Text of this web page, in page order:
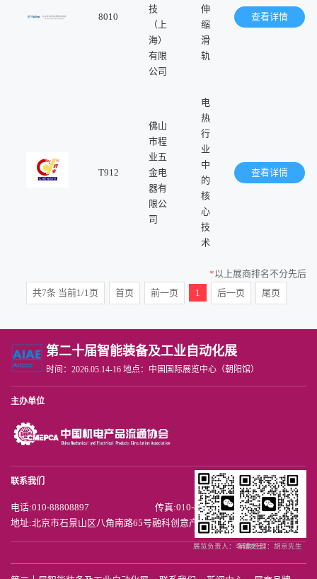
8010
技
（上
海）
有限
公司
伸
缩
滑
轨
查看详情
T912
佛山
市程
业五
金电
器有
限公
司
电
热
行
业
中
的
核
心
技
术
查看详情
*以上展商排名不分先后
共7条 当前1/1页
首页 前一页 1 后一页 尾页
第二十届智能装备及工业自动化展
时间：2026.05.14-16 地点：中国国际展览中心（朝阳馆）
主办单位
联系我们
电话:010-88808897
传真:010-88808892
地址:北京市石景山区八角南路65号融科创意产业中心A座1606
展览负责人：李瑞女士销售经理：胡京先生